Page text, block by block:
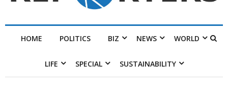
HOME POLITICS BIZ NEWS WORLD
LIFE SPECIAL SUSTAINABILITY